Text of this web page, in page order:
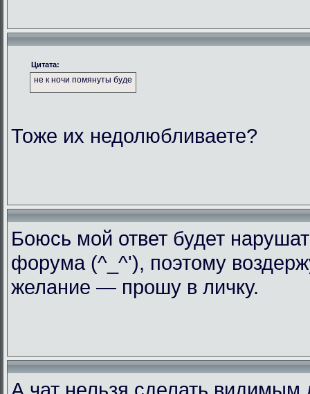
Цитата:
не к ночи помянуты буде
Тоже их недолюбливаете?
Боюсь мой ответ будет
форума (^_^'), поэтому
желание — прошу в личку.
А чат нельзя сделать видимым